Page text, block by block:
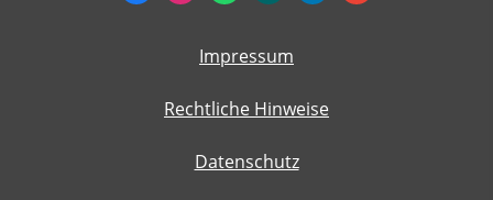
Impressum
Rechtliche Hinweise
Datenschutz